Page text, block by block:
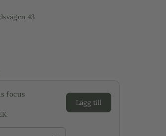
43
focus
Lägg till